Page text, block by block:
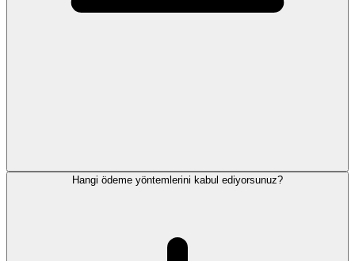
Hangi ödeme yöntemlerini kabul ediyorsunuz?